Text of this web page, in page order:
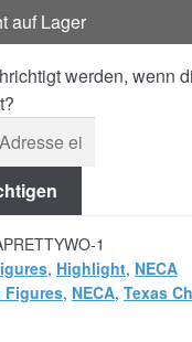
auf Lager
werden, wenn
1
, Highlight, NECA
Figures, NECA, Texas